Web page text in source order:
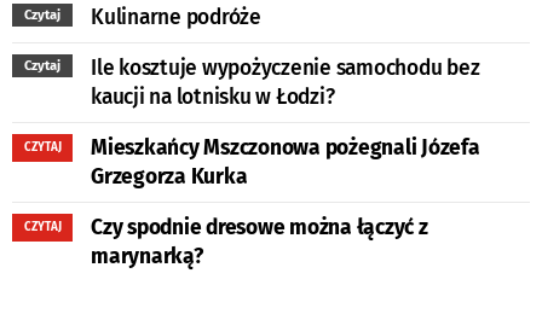
Czytaj Kulinarne podróże
Czytaj
Ile kosztuje wypożyczenie samochodu bez
kaucji na lotnisku w Łodzi?
CZYTAJ
Mieszkańcy Mszczonowa pożegnali Józefa
Grzegorza Kurka
CZYTAJ
Czy spodnie dresowe można łączyć z
marynarką?